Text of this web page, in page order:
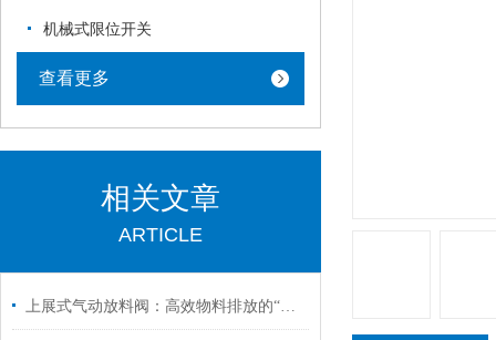
机械式限位开关
查看更多
相关文章
ARTICLE
上展式气动放料阀：高效物料排放的“气动先锋”